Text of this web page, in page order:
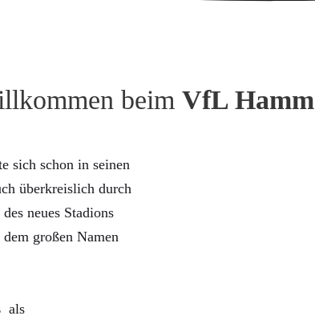
beim VfL Hamm
sich schon in seinen
überkreislich durch
neues Stadions
großen Namen
als